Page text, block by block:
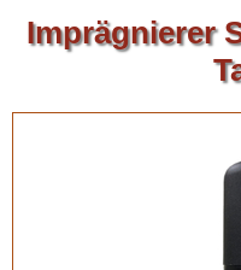
Imprägnierer